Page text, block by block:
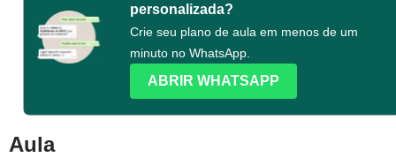
personalizada?
Crie seu plano de aula em menos de um
minuto no WhatsApp.
ABRIR WHATSAPP
Aula